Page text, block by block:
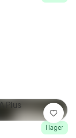
I lager
Spara